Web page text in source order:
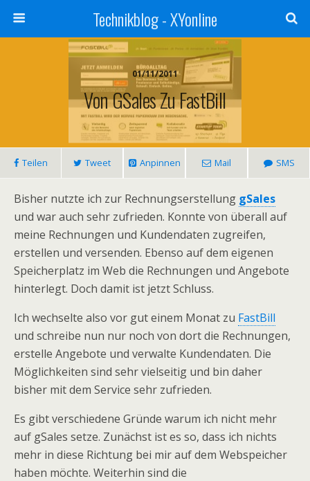
Technikblog - XYonline
01/11/2011
Von GSales Zu FastBill
Teilen Tweet Anpinnen Mail SMS
Bisher nutzte ich zur Rechnungserstellung gSales
und war auch sehr zufrieden. Konnte von überall auf
meine Rechnungen und Kundendaten zugreifen,
erstellen und versenden. Ebenso auf dem eigenen
Speicherplatz im Web die Rechnungen und Angebote
hinterlegt. Doch damit ist jetzt Schluss.
Ich wechselte also vor gut einem Monat zu FastBill
und schreibe nun nur noch von dort die Rechnungen,
erstelle Angebote und verwalte Kundendaten. Die
Möglichkeiten sind sehr vielseitig und bin daher
bisher mit dem Service sehr zufrieden.
Es gibt verschiedene Gründe warum ich nicht mehr
auf gSales setze. Zunächst ist es so, dass ich nichts
mehr in diese Richtung bei mir auf dem Webspeicher
haben möchte. Weiterhin sind die